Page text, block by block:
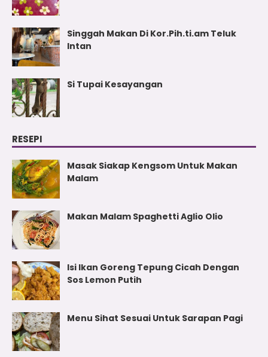
Singgah Makan Di Kor.Pih.ti.am Teluk
Intan
Si Tupai Kesayangan
RESEPI
Masak Siakap Kengsom Untuk Makan
Malam
Makan Malam Spaghetti Aglio Olio
Isi Ikan Goreng Tepung Cicah Dengan
Sos Lemon Putih
Menu Sihat Sesuai Untuk Sarapan Pagi